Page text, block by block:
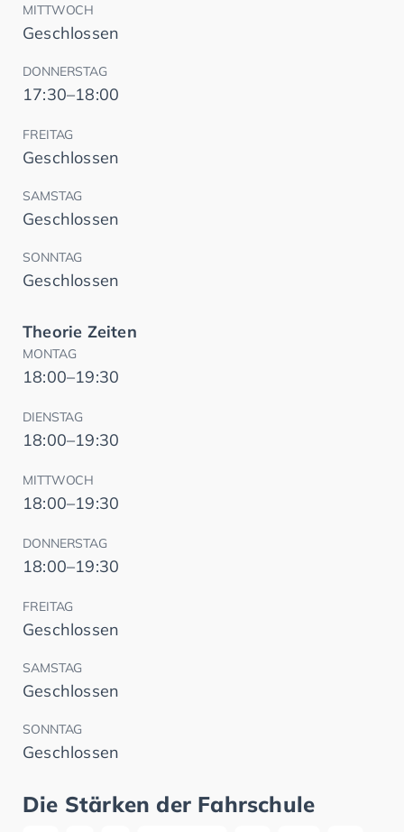
MITTWOCH
Geschlossen
DONNERSTAG
17:30–18:00
FREITAG
Geschlossen
SAMSTAG
Geschlossen
SONNTAG
Geschlossen
Theorie Zeiten
MONTAG
18:00–19:30
DIENSTAG
18:00–19:30
MITTWOCH
18:00–19:30
DONNERSTAG
18:00–19:30
FREITAG
Geschlossen
SAMSTAG
Geschlossen
SONNTAG
Geschlossen
Die Stärken der Fahrschule